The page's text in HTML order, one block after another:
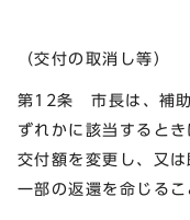
（交付の取消し等）
第12条 市長は、補助
ずれかに該当すると
交付額を変更し、又
一部の返還を命じるこ